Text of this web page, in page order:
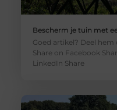
Bescherm je tuin met
Goed artikel? Deel hem
Share on Facebook
LinkedIn Share